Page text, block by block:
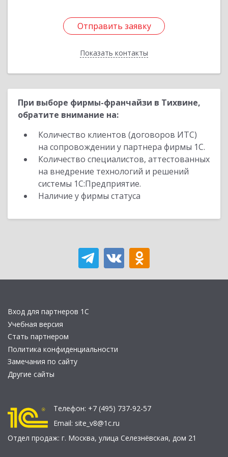
Отправить заявку
Показать контакты
Отправить заявку
Назад
При выборе фирмы-франчайзи в Тихвине,
обратите внимание на:
Количество клиентов (договоров ИТС)
на сопровождении у партнера фирмы 1С.
Количество специалистов, аттестованных
на внедрение технологий и решений
системы 1С:Предприятие.
Наличие у фирмы статуса
Вход для партнеров 1С
Учебная версия
Стать партнером
Политика конфиденциальности
Замечания по сайту
Другие сайты
Телефон: +7 (495) 737-92-57
Email: site_v8@1c.ru
Отдел продаж: г. Москва, улица Селезнёвская, дом 21